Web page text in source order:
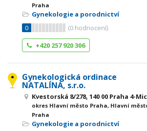
Praha
Gynekologie a porodnictví
0
(0 hodnocení)
+420 257 920 306
Gynekologická ordinace
NATALÍNA, s.r.o.
Kvestorská 8/278, 140 00 Praha 4-
okres Hlavní město Praha, Hlavní
Praha
Gynekologie a porodnictví